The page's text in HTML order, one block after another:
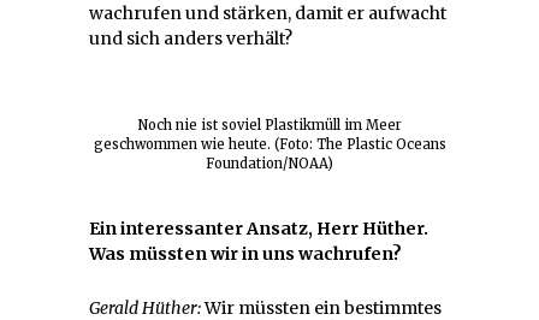
wachrufen und stärken, damit er aufwacht
und sich anders verhält?
Noch nie ist soviel Plastikmüll im Meer
geschwommen wie heute. (Foto: The Plastic Oceans
Foundation/NOAA)
Ein interessanter Ansatz, Herr Hüther.
Was müssten wir in uns wachrufen?
Gerald Hüther:Wir müssten ein bestimmtes